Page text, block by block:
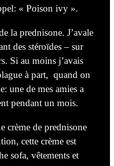
« Poison ivy ».
la prednisone. J’avale
des stéroïdes – sur
Si au moins j’avais
à part, quand on
une de mes amies a
pendant un mois.
crème de prednisone
cette crème est
sofa, vêtements et